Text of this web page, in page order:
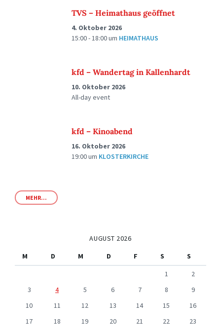
TVS – Heimathaus geöffnet
4. Oktober 2026
15:00 - 18:00um HEIMATHAUS
kfd – Wandertag in Kallenhardt
10. Oktober 2026
All-day event
kfd – Kinoabend
16. Oktober 2026
19:00um KLOSTERKIRCHE
MEHR...
AUGUST 2026
M
D M D F S
S
1
2
3
4 5 6 7 8
9
10
11 12 13 14 15
16
17
18 19 20 21 22
23